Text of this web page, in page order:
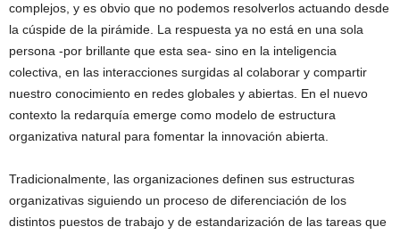
complejos, y es obvio que no podemos resolverlos actuando desde
la cúspide de la pirámide. La respuesta ya no está en una sola
persona -por brillante que esta sea- sino en la inteligencia
colectiva, en las interacciones surgidas al colaborar y compartir
nuestro conocimiento en redes globales y abiertas. En el nuevo
contexto la redarquía emerge como modelo de estructura
organizativa natural para fomentar la innovación abierta.
Tradicionalmente, las organizaciones definen sus estructuras
organizativas siguiendo un proceso de diferenciación de los
distintos puestos de trabajo y de estandarización de las tareas que